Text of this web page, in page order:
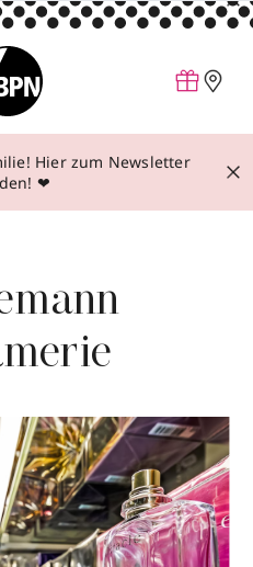
Hier zum Newsletter
❤